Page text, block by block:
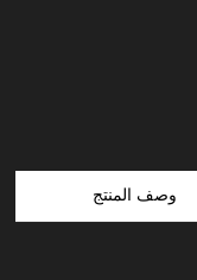
وصف المنتج